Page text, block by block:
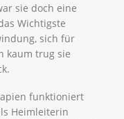
sie doch eine
Wichtigste
sich für
kaum trug sie
funktioniert
Heimleiterin